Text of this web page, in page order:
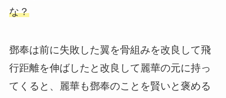
な？
鄧奉は前に失敗した翼を骨組みを改良して飛
行距離を伸ばしたと改良して麗華の元に持っ
てくると、麗華も鄧奉のことを賢いと褒める